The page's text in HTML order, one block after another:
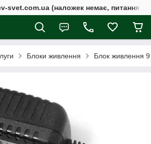
svet.com.ua (наложек немає, питання у
Блоки живлення Блок живлення